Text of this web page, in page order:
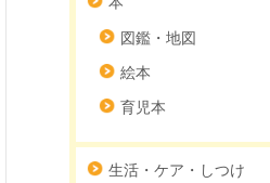
図鑑・地図
絵本
育児本
生活・ケア・しつけ